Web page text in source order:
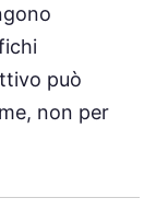
può
non per